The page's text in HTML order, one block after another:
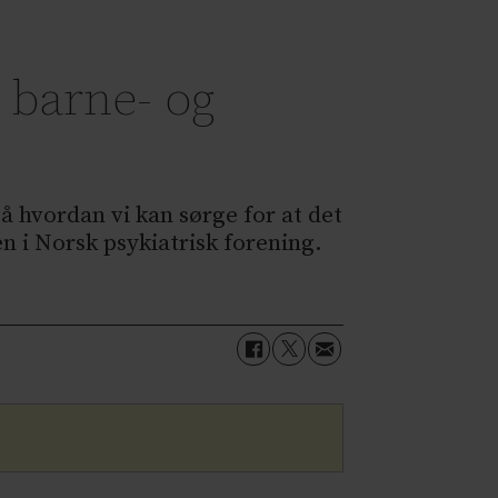
og
hvordan vi kan sørge for at det
i Norsk psykiatrisk forening.